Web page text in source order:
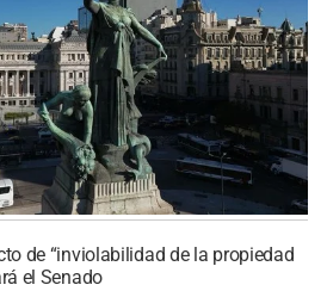
de “inviolabilidad de la propiedad
el Senado